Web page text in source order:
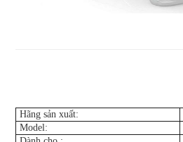
Hãng sản xuất:
Model: